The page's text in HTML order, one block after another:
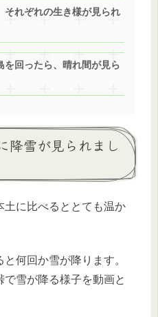
それぞれの生き様が見られ
を回ったら、晴れ間が見ら
降雪が見られまし
土に比べるととても温か
何回か雪が降ります。
雪が降る様子を動画と